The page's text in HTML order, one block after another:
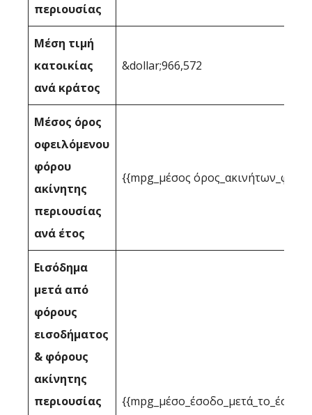
περιουσίας
Μέση τιμή
κατοικίας
ανά κράτος
&dollar;966,572
Μέσος όρος
οφειλόμενου
φόρου
ακίνητης
περιουσίας
ανά έτος
{{mpg_μέσος
Εισόδημα
μετά από
φόρους
εισοδήματος
& φόρους
ακίνητης
περιουσίας